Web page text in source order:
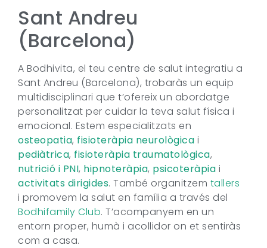
Sant Andreu
(Barcelona)
A Bodhivita, el teu centre de salut integratiu a
Sant Andreu (Barcelona), trobaràs un equip
multidisciplinari que t’ofereix un abordatge
personalitzat per cuidar la teva salut física i
emocional. Estem especialitzats en
osteopatia, fisioteràpia neurològica i
pediàtrica, fisioteràpia traumatològica,
nutrició i PNI, hipnoteràpia, psicoteràpia i
activitats dirigides. També organitzem tallers
i promovem la salut en família a través del
Bodhifamily Club. T’acompanyem en un
entorn proper, humà i acollidor on et sentiràs
com a casa.